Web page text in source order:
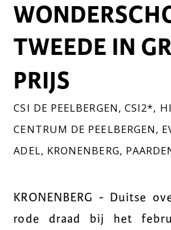
TWEEDE IN
PRIJS
CSI DE PEELBERGEN, CSI2*,
CENTRUM DE PEELBERGEN,
ADEL, KRONENBERG,
KRONENBERG - Duitse
rode draad bij het